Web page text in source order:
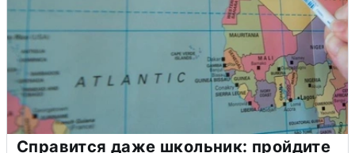
Справится даже школьник: пройдите